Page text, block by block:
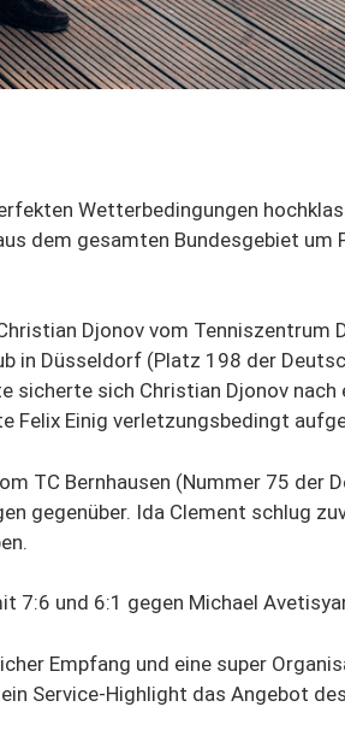
Wetterbedingungen
dem gesamten Bundesgebiet
Djonov vom Tenniszentrum
in Düsseldorf (Platz 198 der
sich Christian Djonov nach
Felix Einig verletzungsbedingt
TC Bernhausen (Nummer 75 der
gegenüber. Ida Clement schlug
7:6 und 6:1 gegen Michael
Empfang und eine super
Service-Highlight das Angebot